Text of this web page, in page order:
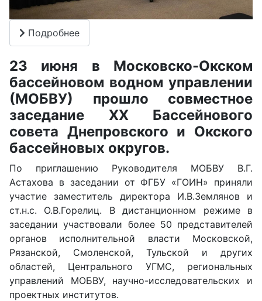
Подробнее
23 июня в Московско-Окском
бассейновом водном управлении
(МОБВУ) прошло совместное
заседание ХХ Бассейнового
совета Днепровского и Окского
бассейновых округов.
По приглашению Руководителя МОБВУ В.Г.
Астахова в заседании от ФГБУ «ГОИН» приняли
участие заместитель директора И.В.Землянов и
ст.н.с. О.В.Горелиц. В дистанционном режиме в
заседании участвовали более 50 представителей
органов исполнительной власти Московской,
Рязанской, Смоленской, Тульской и других
областей, Центрального УГМС, региональных
управлений МОБВУ, научно-исследовательских и
проектных институтов.